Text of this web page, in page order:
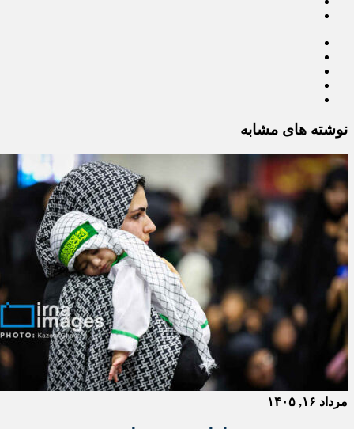
نوشته های مشابه
مرداد ۱۶, ۱۴۰۵